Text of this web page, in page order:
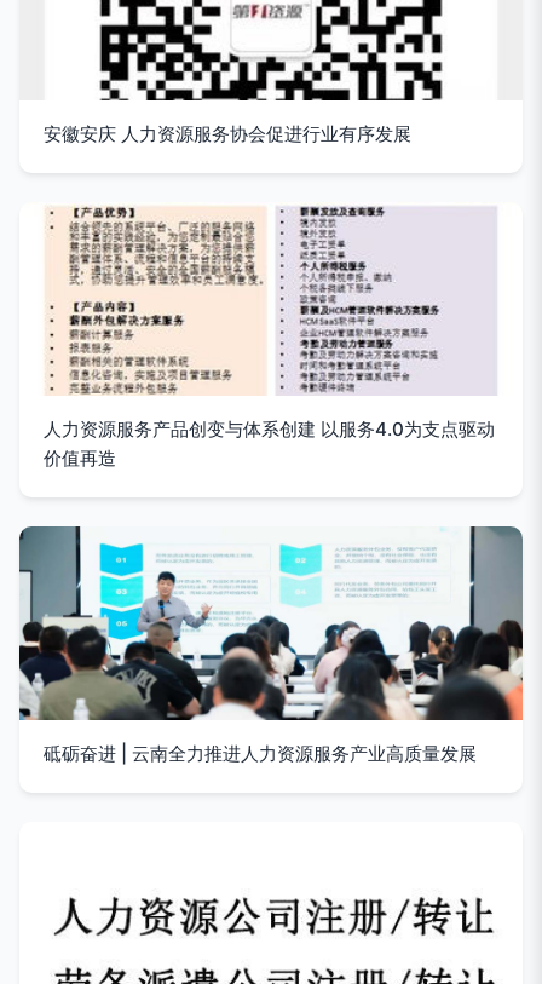
安徽安庆 人力资源服务协会促进行业有序发展
人力资源服务产品创变与体系创建 以服务4.0为支点驱动
价值再造
砥砺奋进 | 云南全力推进人力资源服务产业高质量发展